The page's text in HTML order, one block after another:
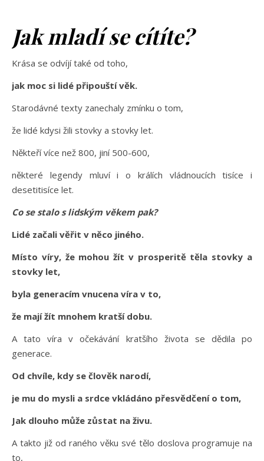
Jak mladí se cítíte?
Krása se odvíjí také od toho,
jak moc si lidé připouští věk.
Starodávné texty zanechaly zmínku o tom,
že lidé kdysi žili stovky a stovky let.
Někteří více než 800, jiní 500-600,
některé legendy mluví i o králích vládnoucích tisíce i
desetitisíce let.
Co se stalo s lidským věkem pak?
Lidé začali věřit v něco jiného.
Místo víry, že mohou žít v prosperitě těla stovky a
stovky let,
byla generacím vnucena víra v to,
že mají žít mnohem kratší dobu.
A tato víra v očekávání kratšího života se dědila po
generace.
Od chvíle, kdy se člověk narodí,
je mu do mysli a srdce vkládáno přesvědčení o tom,
Jak dlouho může zůstat na živu.
A takto již od raného věku své tělo doslova programuje na
to,